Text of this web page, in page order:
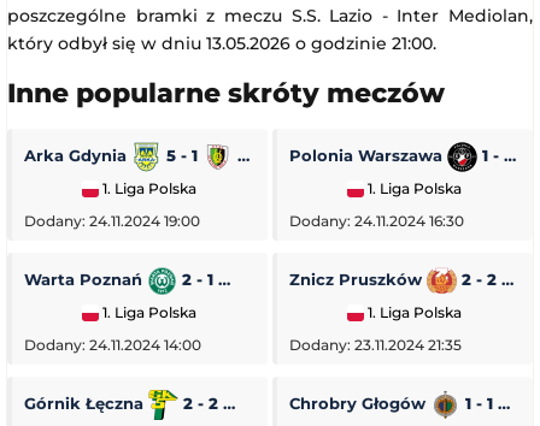
poszczególne bramki z meczu S.S. Lazio - Inter Mediolan,
który odbył się w dniu 13.05.2026 o godzinie 21:00.
Inne popularne skróty meczów
Arka Gdynia 5 - 1
1. Liga Polska
Dodany: 24.11.2024 19:00
Polonia Warszawa 1 - 0
1. Liga Polska
Dodany: 24.11.2024 16:30
Warta Poznań 2 - 1 Pogoń Siedlce
1. Liga Polska
Dodany: 24.11.2024 14:00
Znicz Pruszków 2 - 2
1. Liga Polska
Dodany: 23.11.2024 21:35
Górnik Łęczna 2 - 2 GKS Tychy
Chrobry Głogów 1 - 1